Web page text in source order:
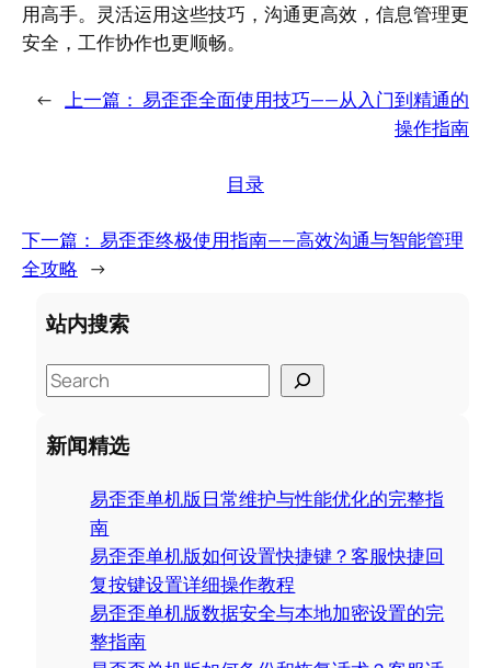
用高手。灵活运用这些技巧，沟通更高效，信息管理更
安全，工作协作也更顺畅。
← 上一篇： 易歪歪全面使用技巧——从入门到精通的
操作指南
目录
下一篇： 易歪歪终极使用指南——高效沟通与智能管理
全攻略 →
站内搜索
S
e
a
r
新闻精选
易歪歪单机版日常维护与性能优化的完整指
南
易歪歪单机版如何设置快捷键？客服快捷回
复按键设置详细操作教程
易歪歪单机版数据安全与本地加密设置的完
整指南